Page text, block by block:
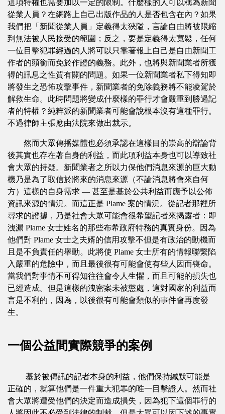
這項特權也需要加以一定的限制。什麼樣的人可以稱為新聞
從業人員？在網路上自己出版作品的人是否包含在內？如果
我們把「新聞從業人員」定義得太狹隘，言論自由將被限縮
到無法被人民接受的範圍；反之，要是定義得太寬鬆，任何
一位目擊犯罪經過的人將可以只靠著報上自己是自由新聞工
作者的頭銜而免於作證的義務。此外，也將與新聞業者所獲
得的訊息之性質有關的問題。如果一位新聞業者私下得知即
將發生之恐怖攻擊事件，新聞業者的免除義務將不能凌駕於
解救生命。此時問題將變成什麼樣的罪行才會嚴重到勝過記
者的特權？純粹派的新聞業者可能會說根本沒有這種罪行。
不過律師主張應由法院來做出裁示。
然而大眾傳播媒體也必須承認在這樣目的崇高的辯論背
後其實也存在著自身的利益，而此項利益本身也可以導致社
會大眾的持疑。新聞業者之所以力保他們消息來源的巨大動
機乃是為了取信於將來的消息來源（不論消息將會來自何
方）這樣的自身需求 — 甚至是基於公共利益而應予以公佈
資訊來源的情況。而這正是 Plame 案的情況。從記者那裡所
尋求的證據，乃是社會大眾可能會很希望記者來揭露者：即
洩漏 Plame 女士姓名的那些布希政府特務的真實身份。因為
他們對 Plame 女士之夫婿的信用攻擊不但是有政治的動機而
且是不負責任的舉動。此將使 Plame 女士所有的情報聯繫陷
入嚴重的危險中，而且最後很有可能會使有些人因而喪命。
當我們對事情不可得知往往會令人生懼，而且可能的損失也
已經造成。但是這樣的洩密案未被懲處，這對國家的利益而
言是不利的，因為，以後很有可能會類似的事件會再度發
生。
一個公益間實際競爭的案例
基於被傳訊的記者本身的利益，他們保持緘默可能是
正確的，就算他們是一件重大犯罪的唯一目擊證人。然而社
會大眾將遭受他們的決定而造成損失，因為犯下這個罪行的